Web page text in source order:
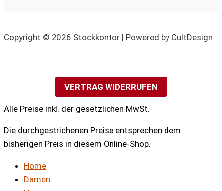
Copyright © 2026 Stockkontor | Powered by CultDesign
VERTRAG WIDERRUFEN
Alle Preise inkl. der gesetzlichen MwSt.
Die durchgestrichenen Preise entsprechen dem
bisherigen Preis in diesem Online-Shop.
Home
Damen